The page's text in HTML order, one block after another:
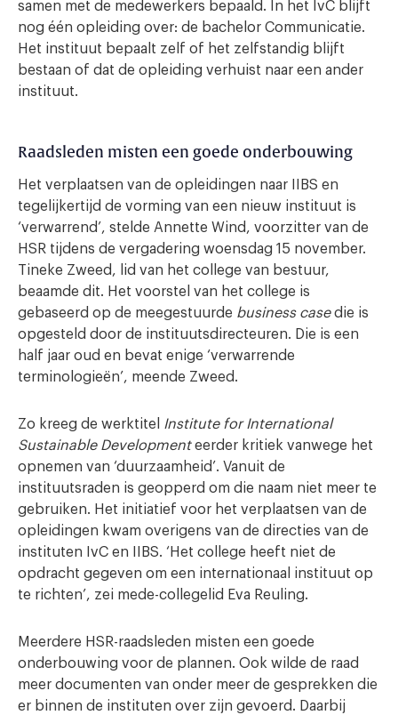
samen met de medewerkers bepaald. In het IvC blijft
nog één opleiding over: de bachelor Communicatie.
Het instituut bepaalt zelf of het zelfstandig blijft
bestaan of dat de opleiding verhuist naar een ander
instituut.
Raadsleden misten een goede onderbouwing
Het verplaatsen van de opleidingen naar IIBS en
tegelijkertijd de vorming van een nieuw instituut is
‘verwarrend’, stelde Annette Wind, voorzitter van de
HSR tijdens de vergadering woensdag 15 november.
Tineke Zweed, lid van het college van bestuur,
beaamde dit. Het voorstel van het college is
gebaseerd op de meegestuurde business casedie is
opgesteld door de instituutsdirecteuren. Die is een
half jaar oud en bevat enige ‘verwarrende
terminologieën’, meende Zweed.
Zo kreeg de werktitel Institute for International
Sustainable Developmenteerder kritiek vanwege het
opnemen van ‘duurzaamheid’. Vanuit de
instituutsraden is geopperd om die naam niet meer te
gebruiken. Het initiatief voor het verplaatsen van de
opleidingen kwam overigens van de directies van de
instituten IvC en IIBS. ‘Het college heeft niet de
opdracht gegeven om een internationaal instituut op
te richten’, zei mede-collegelid Eva Reuling.
Meerdere HSR-raadsleden misten een goede
onderbouwing voor de plannen. Ook wilde de raad
meer documenten van onder meer de gesprekken die
er binnen de instituten over zijn gevoerd. Daarbij